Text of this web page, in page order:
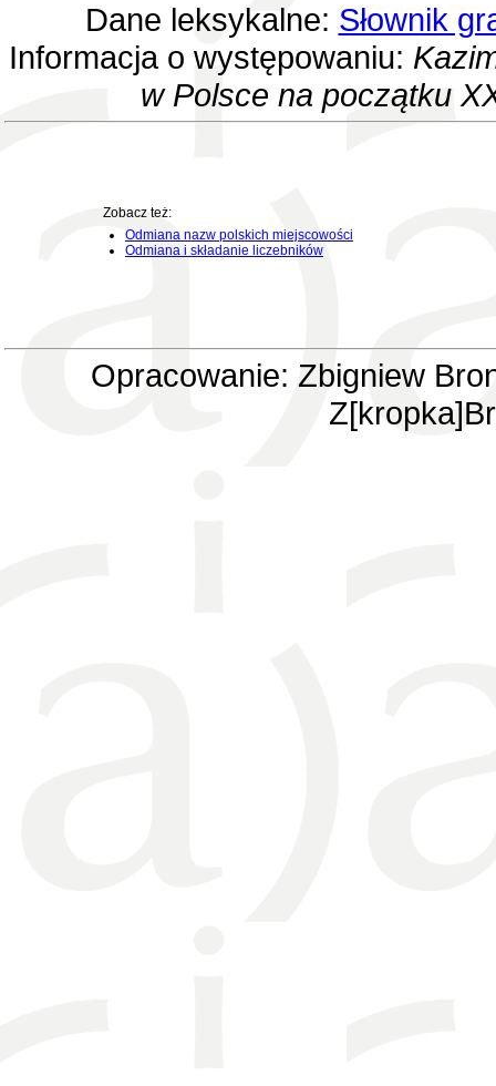
Dane leksykalne: Słownik
Informacja o występowaniu:
w Polsce na początku
Zobacz też:
Odmiana nazw polskich miejscowości
Odmiana i składanie liczebników
Opracowanie: Zbigniew